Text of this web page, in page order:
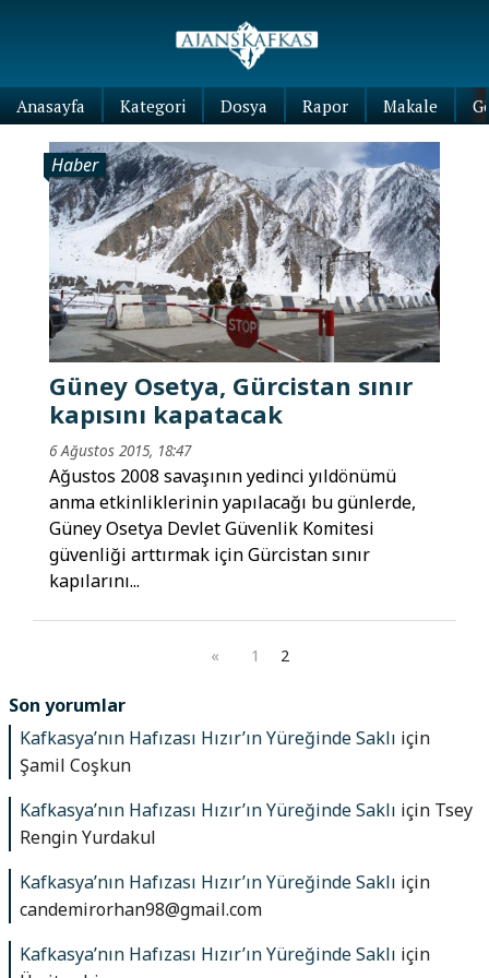
Anasayfa Kategori Dosya Rapor Makale
Haber
Güney Osetya, Gürcistan sınır
kapısını kapatacak
6 Ağustos 2015, 18:47
Ağustos 2008 savaşının yedinci yıldönümü
anma etkinliklerinin yapılacağı bu günlerde,
Güney Osetya Devlet Güvenlik Komitesi
güvenliği arttırmak için Gürcistan sınır
kapılarını...
« 1 2
Son yorumlar
Kafkasya’nın Hafızası Hızır’ın Yüreğinde Saklı için
Şamil Coşkun
Kafkasya’nın Hafızası Hızır’ın Yüreğinde Saklı için Tsey
Rengin Yurdakul
Kafkasya’nın Hafızası Hızır’ın Yüreğinde Saklı için
candemirorhan98@gmail.com
Kafkasya’nın Hafızası Hızır’ın Yüreğinde Saklı için